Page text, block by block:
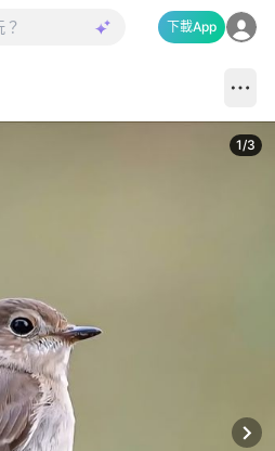
下載App
1/3